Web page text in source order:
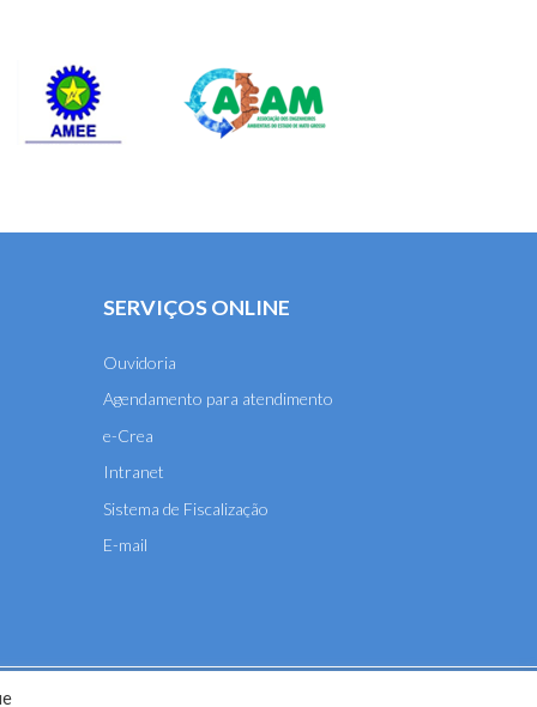
SERVIÇOS ONLINE
Ouvidoria
Agendamento para atendimento
e-Crea
Intranet
Sistema de Fiscalização
E-mail